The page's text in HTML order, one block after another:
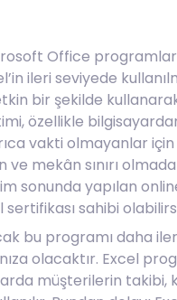
Office
ileri seviyede
bir şekilde
özellikle
vakti olmayanlar
ve mekân sınırı
sonunda yapılan
sahibi
bu programı daha
olacaktır. Excel
müşterilerin takibi,